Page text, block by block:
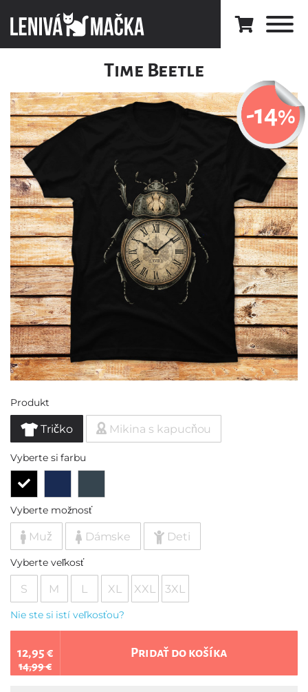
Time Beetle
-14%
Produkt
Tričko Mikina s kapucňou
Vyberte si farbu
Vyberte možnosť
Muž Dámske Deti
Vyberte veľkosť
S M L XL XXL 3XL
Nie ste si istí veľkosťou?
12,95 €
14,99 €
Pridať do košíka